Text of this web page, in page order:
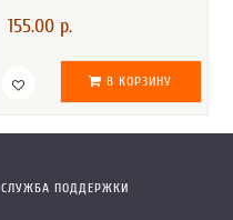
155.00 р.
В КОРЗИНУ
СЛУЖБА ПОДДЕРЖКИ